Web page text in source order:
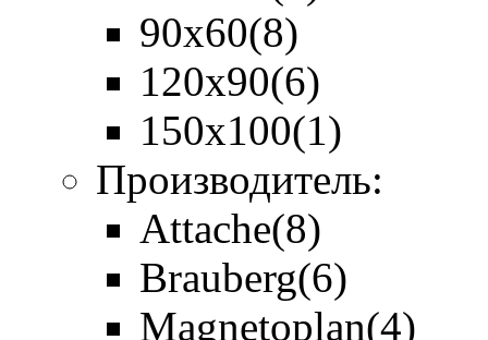
90х60(8)
120х90(6)
150х100(1)
Производитель:
Attache(8)
Brauberg(6)
Magnetoplan(4)